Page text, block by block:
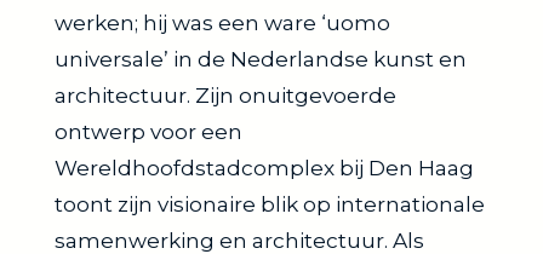
werken; hij was een ware ‘uomo
universale’ in de Nederlandse kunst en
architectuur. Zijn onuitgevoerde
ontwerp voor een
Wereldhoofdstadcomplex bij Den Haag
toont zijn visionaire blik op internationale
samenwerking en architectuur. Als